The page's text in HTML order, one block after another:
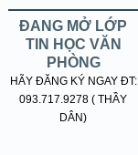
ĐANG MỞ LỚP
TIN HỌC VĂN
PHÒNG
HÃY ĐĂNG KÝ NGAY ĐT:
093.717.9278 ( THẦY
DÂN)